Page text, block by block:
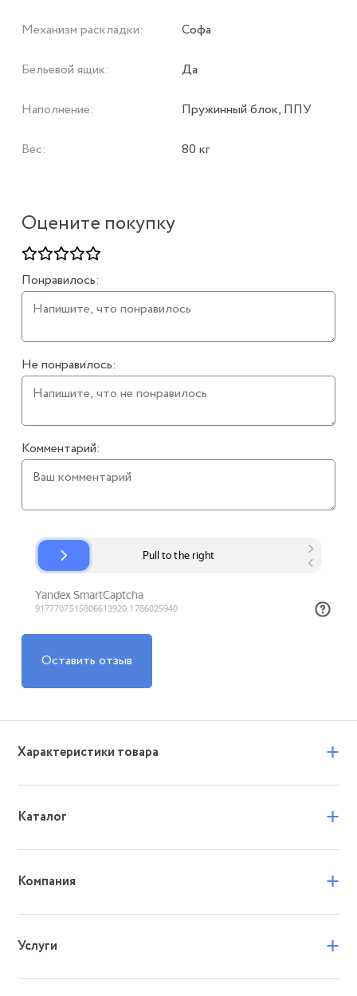
Оцените покупку
Понравилось:
Не понравилось:
Комментарий:
Оставить отзыв
Механизм раскладки: Софа
Бельевой ящик: Да
Наполнение: Пружинный блок, ППУ
Вес: 80 кг
Характеристики товара +
Каталог +
Компания +
Услуги +